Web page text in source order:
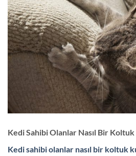
Kedi Sahibi Olanlar Nasıl Bir
Kedi sahibi olanlar nasıl bir koltuk